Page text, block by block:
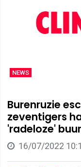
NEWS
Burenruzie
zeventigers
'radeloze'
16/07/2022